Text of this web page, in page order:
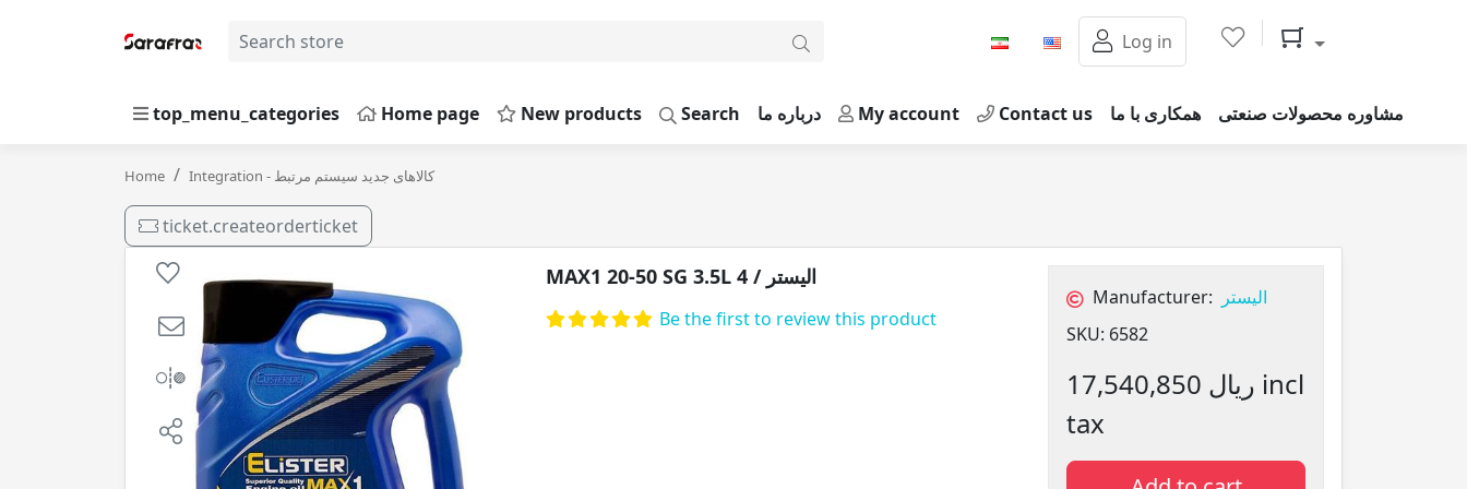
Log in Shopping cart
top_menu_categories Home page New products Search درباره ما My account Contact us همکاری با ما مشاوره محصولات صنعتی
Home Integration - کالاهای جدید سیستم مرتبط
MAX1 20-50 SG 3.5L الیستر / 4
ticket.createorderticket
MAX1 20-50 SG 3.5L الیستر / 4
Be the first to review this product
Manufacturer:
الیستر
SKU: 6582
17,540,850 ریال incl
tax